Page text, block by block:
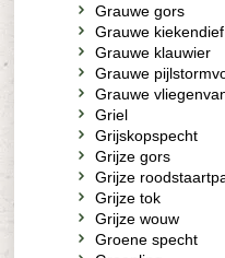
Grauwe gors
Grauwe kiekendief
Grauwe klauwier
Grauwe
Grauwe
Griel
Grijskopspecht
Grijze gors
Grijze
Grijze tok
Grijze wouw
Groene specht